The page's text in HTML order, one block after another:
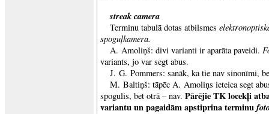
streak camera
Terminu tabulā dotas atbilsmes
spoguļkamera.
A. Amoliņš: divi varianti ir aparāta paveidi.
variants, jo var segt abus.
J. G. Pommers: sanāk, ka tie nav sinonīmi,
M. Baltiņš: tāpēc A. Amoliņs ieteica segt
spogulis, bet otrā – nav. Pārējie TK locekļi
variantu un pagaidām apstiprina terminu